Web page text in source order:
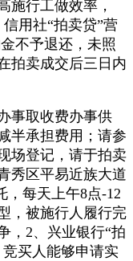
施行工做效率，
用社“拍卖贷”营
不予退还，未照
拍卖成交后三日内
取收费办事供
半承担费用；请参
场登记，请于拍卖
秀区平易近族大道
，每天上午8点-12
，被施行人履行完
，2、兴业银行“拍
买人能够申请实